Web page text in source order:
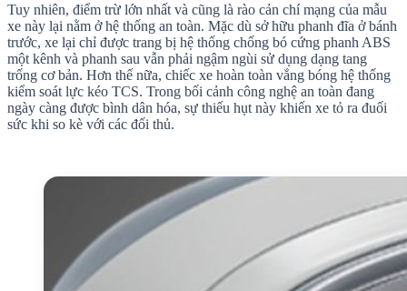
Tuy nhiên, điểm trừ lớn nhất và cũng là rào cản chí mạng của mẫu
xe này lại nằm ở hệ thống an toàn. Mặc dù sở hữu phanh đĩa ở bánh
trước, xe lại chỉ được trang bị hệ thống chống bó cứng phanh ABS
một kênh và phanh sau vẫn phải ngậm ngùi sử dụng dạng tang
trống cơ bản. Hơn thế nữa, chiếc xe hoàn toàn vắng bóng hệ thống
kiểm soát lực kéo TCS. Trong bối cảnh công nghệ an toàn đang
ngày càng được bình dân hóa, sự thiếu hụt này khiến xe tỏ ra đuối
sức khi so kè với các đối thủ.